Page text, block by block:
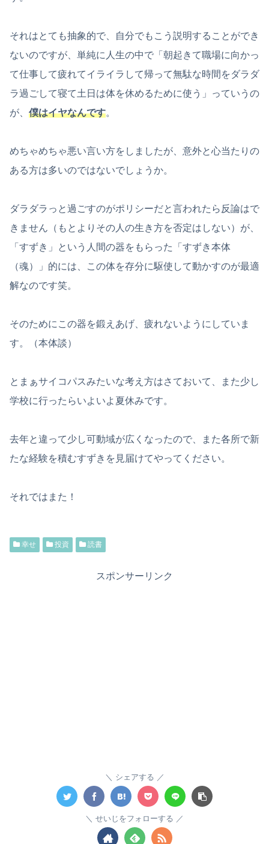
それはとても抽象的で、自分でもこう説明することができ
ないのですが、単純に人生の中で「朝起きて職場に向かっ
て仕事して疲れてイライラして帰って無駄な時間をダラダ
ラ過ごして寝て土日は体を休めるために使う」っていうの
が、 僕はイヤなんです。
めちゃめちゃ悪い言い方をしましたが、意外と心当たりの
ある方は多いのではないでしょうか。
ダラダラっと過ごすのがポリシーだと言われたら反論はで
きません（もとよりその人の生き方を否定はしない）が、
「すずき」という人間の器をもらった「すずき本体
（魂）」的には、この体を存分に駆使して動かすのが最適
解なのです笑。
そのためにこの器を鍛えあげ、疲れないようにしていま
す。（本体談）
とまぁサイコパスみたいな考え方はさておいて、また少し
学校に行ったらいよいよ夏休みです。
去年と違って少し可動域が広くなったので、また各所で新
たな経験を積むすずきを見届けてやってください。
それではまた！
幸せ 投資 読書
スポンサーリンク
シェアする
せいじをフォローする